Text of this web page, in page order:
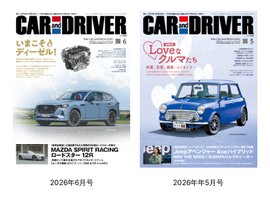
2026年6月号 2026年年5月号